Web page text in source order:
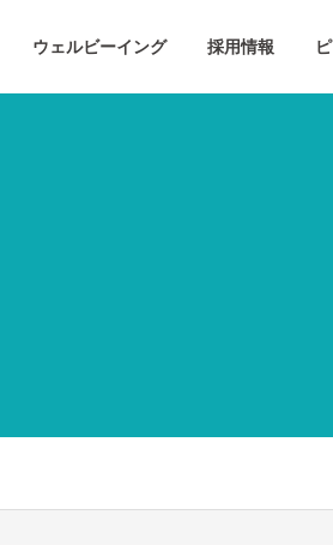
ウェルビーイング 採用情報